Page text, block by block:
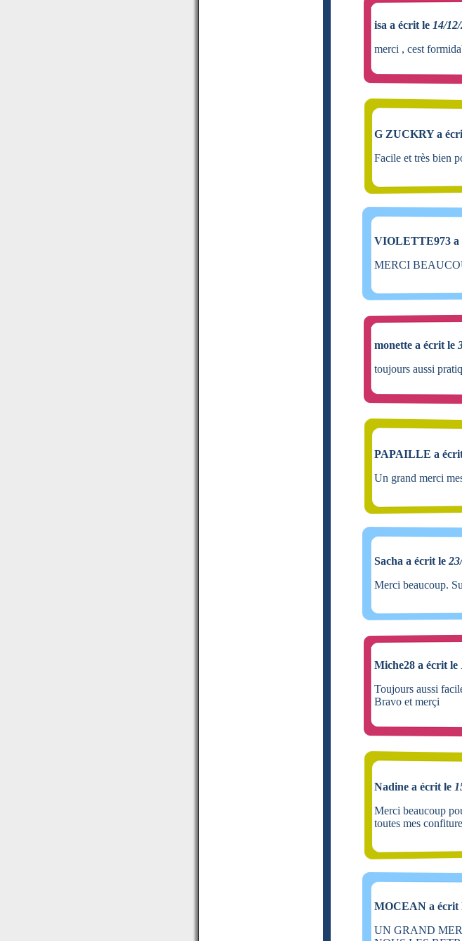
isa a écrit le 14/
merci , cest
G ZUCKRY a
Facile et très bien
VIOLETTE973 a
MERCI
monette a écrit le
toujours aussi
PAPAILLE a
Un grand merci
Sacha a écrit le
Merci beaucoup.
Miche28 a écrit le
Toujours aussi
Bravo et merçi
Nadine a écrit le
Merci beaucoup
toutes mes
MOCEAN a écrit
UN GRAND